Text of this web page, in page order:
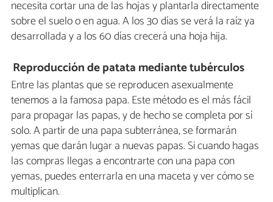
necesita cortar una de las hojas y plantarla directamente
sobre el suelo o en agua. A los 30 días se verá la raíz ya
desarrollada y a los 60 días crecerá una hoja hija.
Reproducción de patata mediante tubérculos
Entre las plantas que se reproducen asexualmente
tenemos a la famosa papa. Este método es el más fácil
para propagar las papas, y de hecho se completa por sí
solo. A partir de una papa subterránea, se formarán
yemas que darán lugar a nuevas papas. Si cuando hagas
las compras llegas a encontrarte con una papa con
yemas, puedes enterrarla en una maceta y ver cómo se
multiplican.